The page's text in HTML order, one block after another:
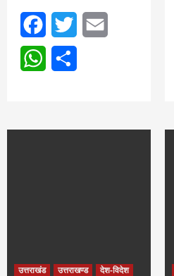
FacebookTwitter
WhatsApp
उत्तराखंड उत्तराखण्ड देश-विदेश